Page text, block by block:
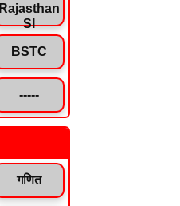
Rajasthan
SI
BSTC
-----
गणित